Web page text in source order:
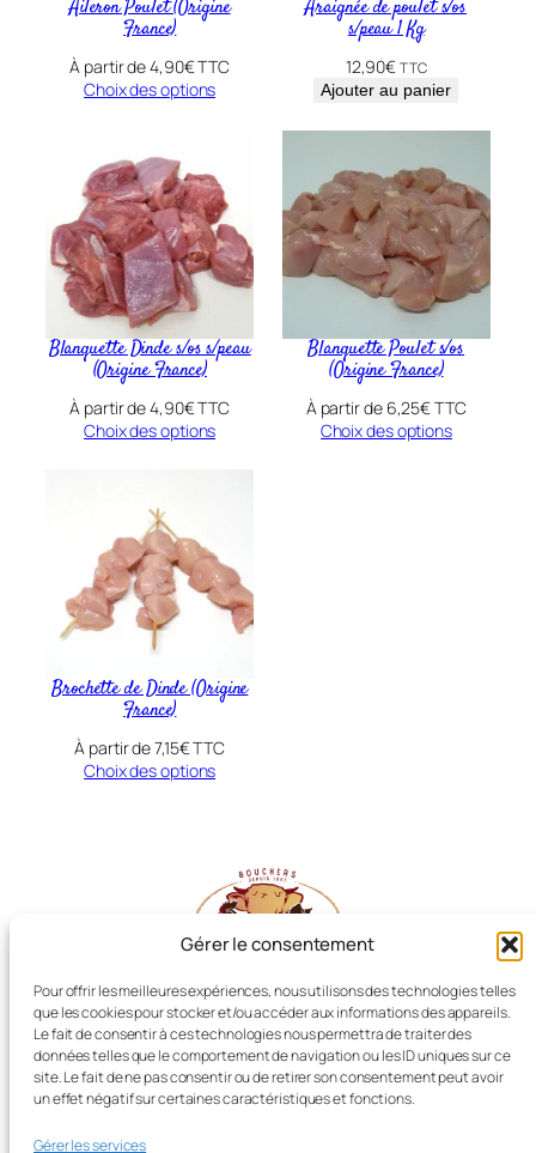
Gérer le consentement
Pour offrir les meilleures expériences, nous utilisons des technologies telles
que les cookies pour stocker et/ou accéder aux informations des appareils.
Le fait de consentir à ces technologies nous permettra de traiter des
données telles que le comportement de navigation ou les ID uniques sur ce
site. Le fait de ne pas consentir ou de retirer son consentement peut avoir
un effet négatif sur certaines caractéristiques et fonctions.
Gérer les services
Aileron Poulet (Origine
France)
À partir de4,90€TTC
Choix des options
Araignée de poulet s/os
s/peau 1 Kg
12,90€ TTC
Ajouter au panier
Blanquette Dinde s/os s/peau
(Origine France)
À partir de4,90€TTC
Choix des options
Blanquette Poulet s/os
(Origine France)
À partir de 6,25€TTC
Choix des options
Brochette de Dinde (Origine
France)
À partir de7,15€TTC
Choix des options
Les Producteurs Réunis
Boucherie LIOT, Dissay (86)